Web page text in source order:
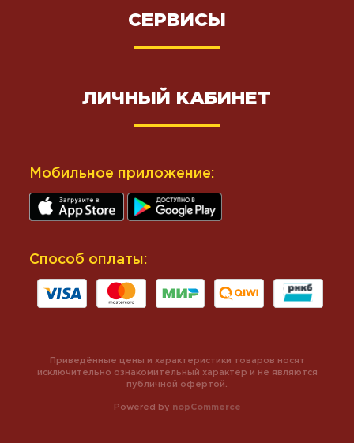
СЕРВИСЫ
ЛИЧНЫЙ КАБИНЕТ
Мобильное приложение:
Способ оплаты:
Powered by nopCommerce
Приведённые цены и характеристики товаров носят
исключительно ознакомительный характер и не являются
публичной офертой.